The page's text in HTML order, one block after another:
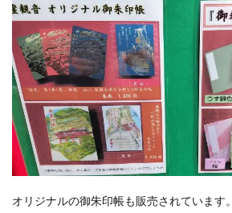
オリジナルの御朱印帳も販売されています。